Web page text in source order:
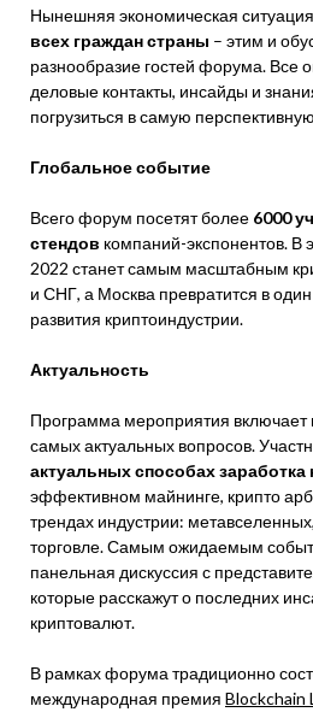
Нынешняя экономическая ситуация
всех граждан страны – этим и
разнообразие гостей форума. Все
деловые контакты, инсайды и
погрузиться в самую
Глобальное событие
Всего форум посетят более 6000
стендов компаний-экспонентов. В
2022 станет самым масштабным
и СНГ, а Москва превратится в
развития криптоиндустрии.
Актуальность
Программа мероприятия включает
самых актуальных вопросов.
актуальных способах
эффективном майнинге, крипто
трендах индустрии:
торговле. Самым ожидаемым
панельная дискуссия с
которые расскажут о последних
криптовалют.
В рамках форума традиционно
международная премия Blockchain